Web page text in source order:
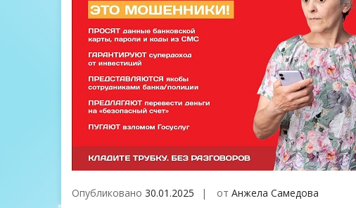
Опубликовано 30.01.2025 от Анжела Самедова